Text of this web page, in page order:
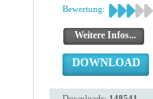
Bewertung:
Weitere Infos...
DOWNLOAD